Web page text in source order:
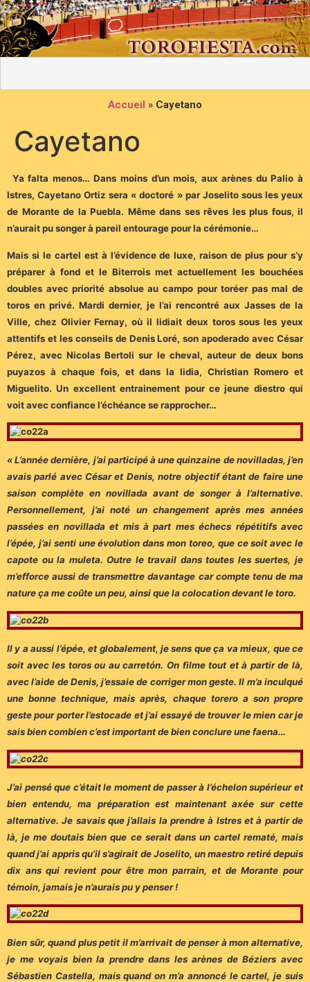
Accueil » Cayetano
Cayetano
Ya falta menos… Dans moins d’un mois, aux arènes du Palio à
Istres, Cayetano Ortiz sera « doctoré » par Joselito sous les yeux
de Morante de la Puebla. Même dans ses rêves les plus fous, il
n’aurait pu songer à pareil entourage pour la cérémonie…
Mais si le cartel est à l’évidence de luxe, raison de plus pour s’y
préparer à fond et le Biterrois met actuellement les bouchées
doubles avec priorité absolue au campo pour toréer pas mal de
toros en privé. Mardi dernier, je l’ai rencontré aux Jasses de la
Ville, chez Olivier Fernay, où il lidiait deux toros sous les yeux
attentifs et les conseils de Denis Loré, son apoderado avec César
Pérez, avec Nicolas Bertoli sur le cheval, auteur de deux bons
puyazos à chaque fois, et dans la lidia, Christian Romero et
Miguelito. Un excellent entrainement pour ce jeune diestro qui
voit avec confiance l’échéance se rapprocher…
« L’année dernière, j’ai participé à une quinzaine de novilladas, j’en
avais parlé avec César et Denis, notre objectif étant de faire une
saison complète en novillada avant de songer à l’alternative.
Personnellement, j’ai noté un changement après mes années
passées en novillada et mis à part mes échecs répétitifs avec
l’épée, j’ai senti une évolution dans mon toreo, que ce soit avec le
capote ou la muleta. Outre le travail dans toutes les suertes, je
m’efforce aussi de transmettre davantage car compte tenu de ma
nature ça me coûte un peu, ainsi que la colocation devant le toro.
Il y a aussi l’épée, et globalement, je sens que ça va mieux, que ce
soit avec les toros ou au carretón. On filme tout et à partir de là,
avec l’aide de Denis, j’essaie de corriger mon geste. Il m’a inculqué
une bonne technique, mais après, chaque torero a son propre
geste pour porter l’estocade et j’ai essayé de trouver le mien car je
sais bien combien c’est important de bien conclure une faena…
J’ai pensé que c’était le moment de passer à l’échelon supérieur et
bien entendu, ma préparation est maintenant axée sur cette
alternative. Je savais que j’allais la prendre à Istres et à partir de
là, je me doutais bien que ce serait dans un cartel rematé, mais
quand j’ai appris qu’il s’agirait de Joselito, un maestro retiré depuis
dix ans qui revient pour être mon parrain, et de Morante pour
témoin, jamais je n’aurais pu y penser !
Bien sûr, quand plus petit il m’arrivait de penser à mon alternative,
je me voyais bien la prendre dans les arènes de Béziers avec
Sébastien Castella, mais quand on m’a annoncé le cartel, je suis